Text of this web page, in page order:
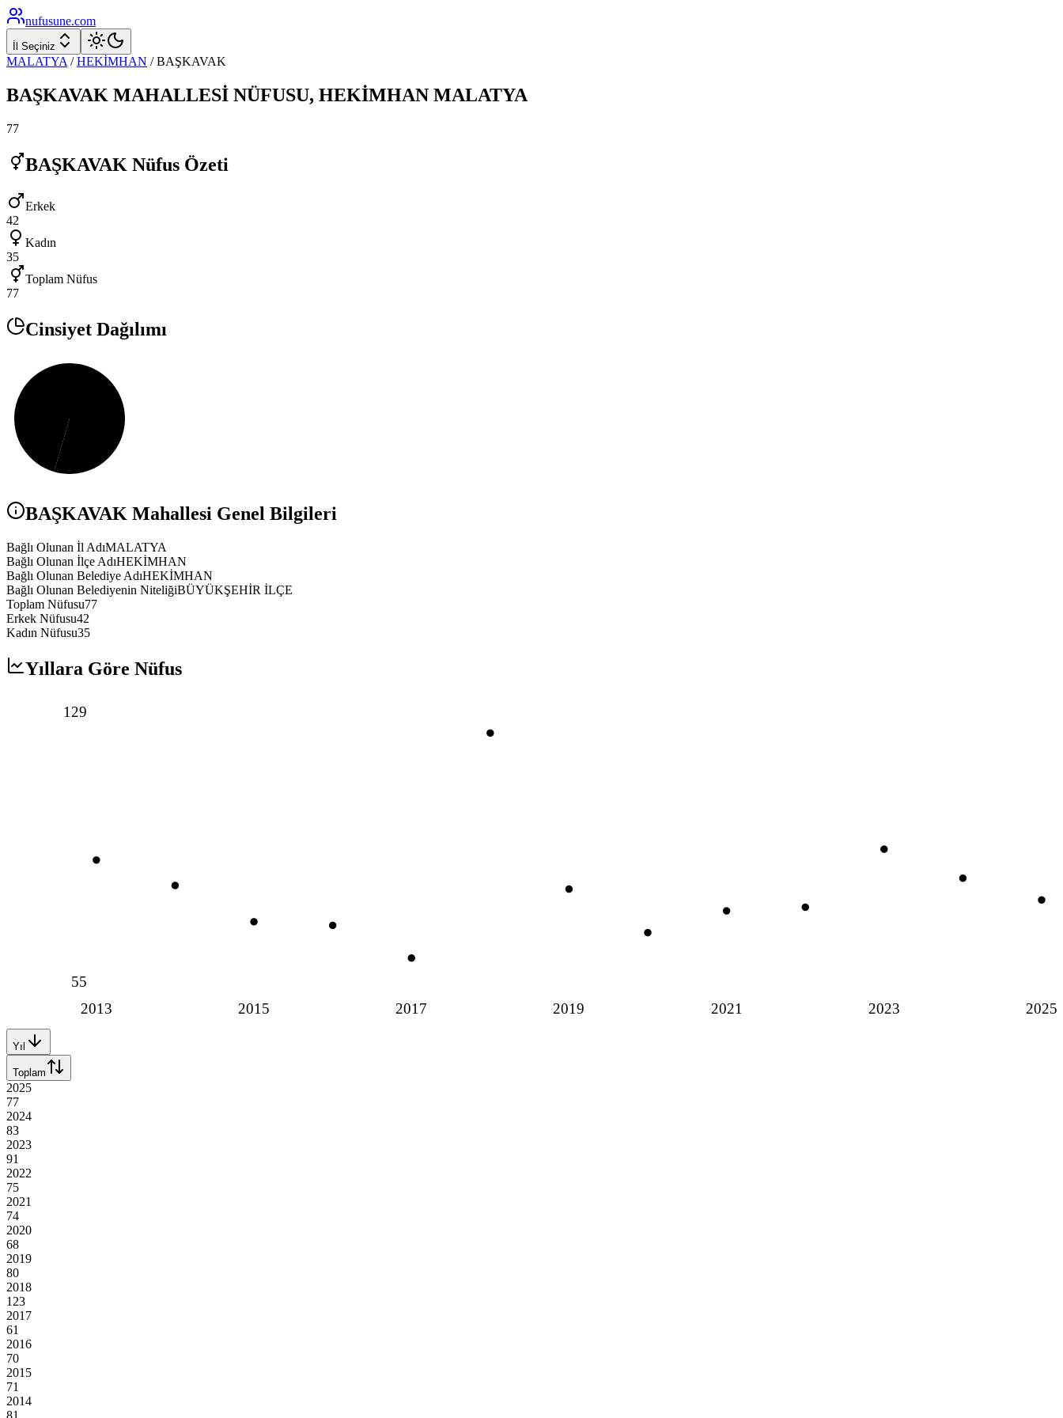
nufusune.com
İl Seçiniz
MALATYA / HEKİMHAN /BAŞKAVAK
BAŞKAVAK MAHALLESİ NÜFUSU, HEKİMHAN MALATYA
77
BAŞKAVAK Nüfus Özeti
Erkek
42
Kadın
35
Toplam Nüfus
77
Cinsiyet Dağılımı
BAŞKAVAK Mahallesi Genel Bilgileri
Bağlı Olunan İl AdıMALATYA
Bağlı Olunan İlçe AdıHEKİMHAN
Bağlı Olunan Belediye AdıHEKİMHAN
Bağlı Olunan Belediyenin NiteliğiBÜYÜKŞEHİR İLÇE
Toplam Nüfusu77
Erkek Nüfusu42
Kadın Nüfusu35
Yıllara Göre Nüfus
2013 2015 2017 2019 2021 2023 2025
129
55
Yıl
Toplam
2025
77
2024
83
2023
91
2022
75
2021
74
2020
68
2019
80
2018
123
2017
61
2016
70
2015
71
2014